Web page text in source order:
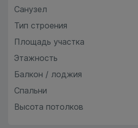
Санузел
Тип строения
Площадь участка
Этажность
Балкон / лоджия
Спальни
Высота потолков